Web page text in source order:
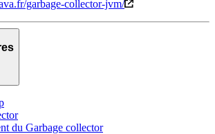
garbage-collector-jvm/
du Garbage collector